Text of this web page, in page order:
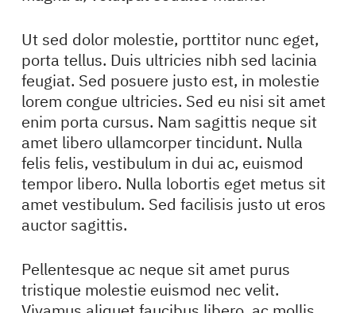
Ut sed dolor molestie, porttitor nunc eget,
porta tellus. Duis ultricies nibh sed lacinia
feugiat. Sed posuere justo est, in molestie
lorem congue ultricies. Sed eu nisi sit amet
enim porta cursus. Nam sagittis neque sit
amet libero ullamcorper tincidunt. Nulla
felis felis, vestibulum in dui ac, euismod
tempor libero. Nulla lobortis eget metus sit
amet vestibulum. Sed facilisis justo ut eros
auctor sagittis.
Pellentesque ac neque sit amet purus
tristique molestie euismod nec velit.